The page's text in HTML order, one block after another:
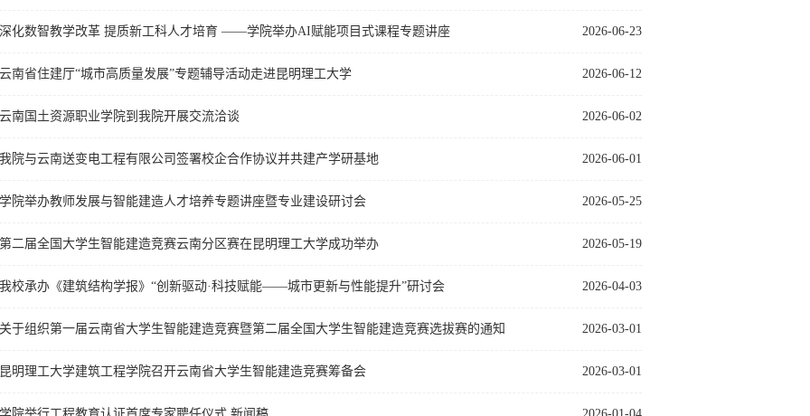
2026-06-23
深化数智教学改革 提质新工科人才培育 ——学院举办AI赋能项目式课程专题讲座
2026-06-12
云南省住建厅“城市高质量发展”专题辅导活动走进昆明理工大学
2026-06-02
云南国土资源职业学院到我院开展交流洽谈
2026-06-01
我院与云南送变电工程有限公司签署校企合作协议并共建产学研基地
2026-05-25
学院举办教师发展与智能建造人才培养专题讲座暨专业建设研讨会
2026-05-19
第二届全国大学生智能建造竞赛云南分区赛在昆明理工大学成功举办
2026-04-03
我校承办《建筑结构学报》“创新驱动·科技赋能——城市更新与性能提升”研讨会
2026-03-01
关于组织第一届云南省大学生智能建造竞赛暨第二届全国大学生智能建造竞赛选拔赛的通知
2026-03-01
昆明理工大学建筑工程学院召开云南省大学生智能建造竞赛筹备会